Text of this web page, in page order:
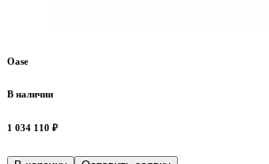
Oase
В наличии
1 034 110 ₽